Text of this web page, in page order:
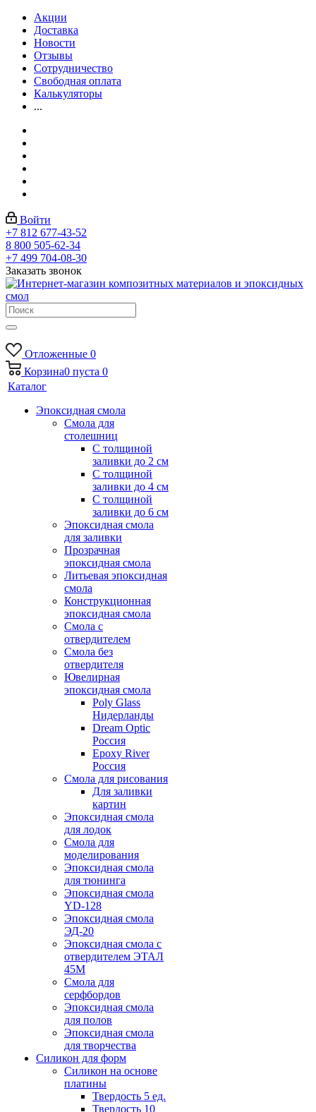
Акции
Доставка
Новости
Отзывы
Сотрудничество
Свободная оплата
Калькуляторы
...
Войти
+7 812 677-43-52
8 800 505-62-34
+7 499 704-08-30
Заказать звонок
Отложенные 0
Корзина0 пуста 0
Каталог
Эпоксидная смола
Смола для
столешниц
С толщиной
заливки до 2 см
С толщиной
заливки до 4 см
С толщиной
заливки до 6 см
Эпоксидная смола
для заливки
Прозрачная
эпоксидная смола
Литьевая эпоксидная
смола
Конструкционная
эпоксидная смола
Смола с
отвердителем
Смола без
отвердителя
Ювелирная
эпоксидная смола
Poly Glass
Нидерланды
Dream Optic
Россия
Epoxy River
Россия
Смола для рисования
Для заливки
картин
Эпоксидная смола
для лодок
Смола для
моделирования
Эпоксидная смола
для тюнинга
Эпоксидная смола
YD-128
Эпоксидная смола
ЭД-20
Эпоксидная смола с
отвердителем ЭТАЛ
45М
Смола для
серфбордов
Эпоксидная смола
для полов
Эпоксидная смола
для творчества
Силикон для форм
Силикон на основе
платины
Твердость 5 ед.
Твердость 10